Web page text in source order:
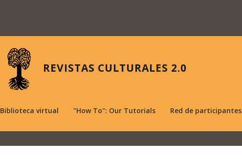
REVISTAS CULTURALES 2.0
Biblioteca virtual "How To": Our Tutorials Red de participantes